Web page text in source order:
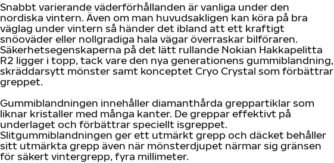
Snabbt varierande väderförhållanden är vanliga under den
nordiska vintern. Även om man huvudsakligen kan köra på bra
väglag under vintern så händer det ibland att ett kraftigt
snöoväder eller nollgradiga hala vägar överraskar bilföraren.
Säkerhetsegenskaperna på det lätt rullande Nokian Hakkapelitta
R2 ligger i topp, tack vare den nya generationens gummiblandning,
skräddarsytt mönster samt konceptet Cryo Crystal som förbättrar
greppet.
Gummiblandningen innehåller diamanthårda greppartiklar som
liknar kristaller med många kanter. De greppar effektivt på
underlaget och förbättrar speciellt isgreppet.
Slitgummiblandningen ger ett utmärkt grepp och däcket behåller
sitt utmärkta grepp även när mönsterdjupet närmar sig gränsen
för säkert vintergrepp, fyra millimeter.